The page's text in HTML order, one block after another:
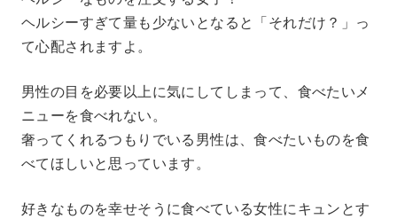
ヘルシーすぎて量も少ないとなると「それだけ？」っ
て心配されますよ。
男性の目を必要以上に気にしてしまって、食べたいメ
ニューを食べれない。
奢ってくれるつもりでいる男性は、食べたいものを食
べてほしいと思っています。
好きなものを幸せそうに食べている女性にキュンとす